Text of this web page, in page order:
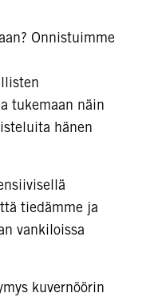
Onnistuimme
tukemaan näin
hänen
tiedämme ja
vankiloissa
kuvernöörin